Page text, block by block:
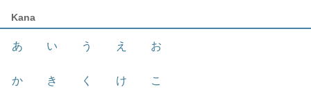
Kana
あ い う え お
か き く け こ